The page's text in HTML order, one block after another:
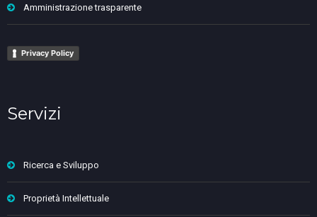
Amministrazione trasparente
Privacy Policy
Servizi
Ricerca e Sviluppo
Proprietà Intellettuale